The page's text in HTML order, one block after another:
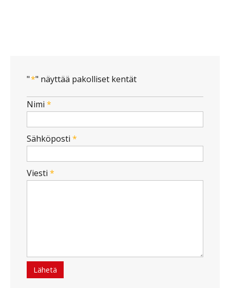
"*" näyttää pakolliset kentät
Nimi *
Sähköposti *
Viesti *
Lähetä